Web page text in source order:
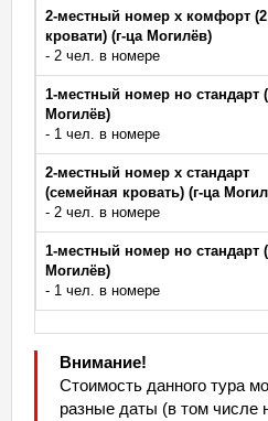
2-местный номер х комфорт (2
кровати) (г-ца Могилёв)
- 2 чел. в номере
1-местный номер но стандарт
Могилёв)
- 1 чел. в номере
2-местный номер х стандарт
(семейная кровать) (г-ца
- 2 чел. в номере
1-местный номер но стандарт
Могилёв)
- 1 чел. в номере
Внимание!
Стоимость данного тура
разные даты (в том числе